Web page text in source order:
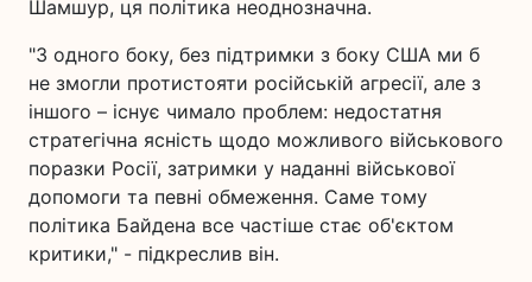
Шамшур, ця політика неоднозначна.
"З одного боку, без підтримки з боку США ми б
не змогли протистояти російській агресії, але з
іншого – існує чимало проблем: недостатня
стратегічна ясність щодо можливого військового
поразки Росії, затримки у наданні військової
допомоги та певні обмеження. Саме тому
політика Байдена все частіше стає об'єктом
критики," - підкреслив він.